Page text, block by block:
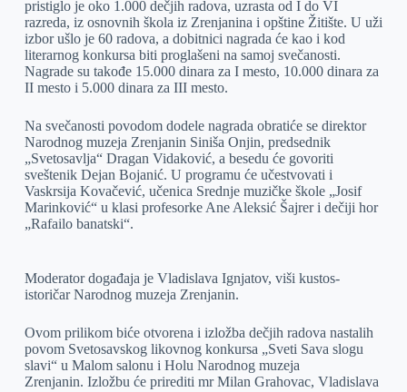
pristiglo je oko 1.000 dečjih radova, uzrasta od I do VI
razreda, iz osnovnih škola iz Zrenjanina i opštine Žitište. U uži
izbor ušlo je 60 radova, a dobitnici nagrada će kao i kod
literarnog konkursa biti proglašeni na samoj svečanosti.
Nagrade su takođe 15.000 dinara za I mesto, 10.000 dinara za
II mesto i 5.000 dinara za III mesto.
Na svečanosti povodom dodele nagrada obratiće se direktor
Narodnog muzeja Zrenjanin Siniša Onjin, predsednik
„Svetosavlja“ Dragan Vidaković, a besedu će govoriti
sveštenik Dejan Bojanić. U programu će učestvovati i
Vaskrsija Kovačević, učenica Srednje muzičke škole „Josif
Marinković“ u klasi profesorke Ane Aleksić Šajrer i dečiji hor
„Rafailo banatski“.
Moderator događaja je Vladislava Ignjatov, viši kustos-
istoričar Narodnog muzeja Zrenjanin.
Ovom prilikom biće otvorena i izložba dečjih radova nastalih
povom Svetosavskog likovnog konkursa „Sveti Sava slogu
slavi“ u Malom salonu i Holu Narodnog muzeja
Zrenjanin. Izložbu će prirediti mr Milan Grahovac, Vladislava